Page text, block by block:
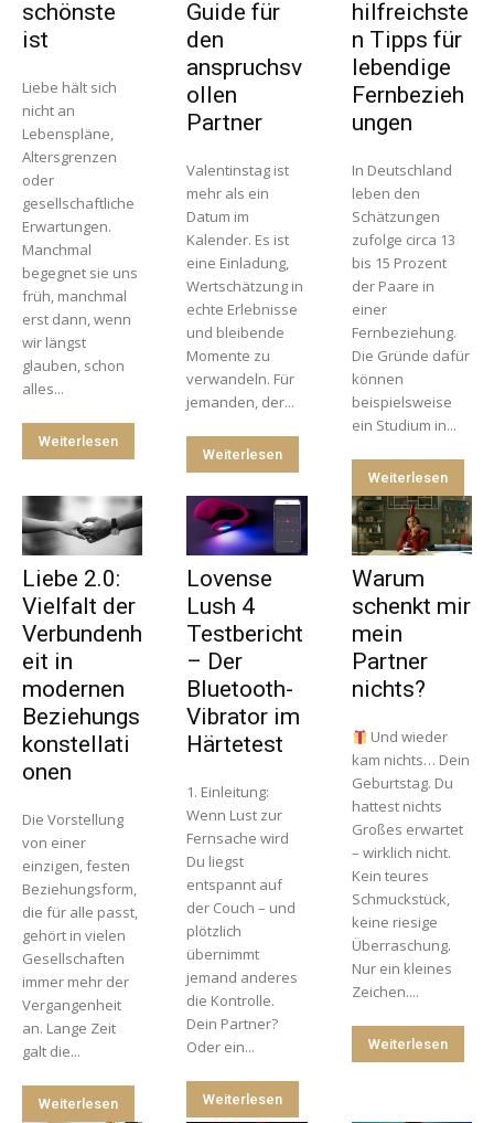
schönste
ist
Liebe hält sich
nicht an
Lebenspläne,
Altersgrenzen
oder
gesellschaftliche
Erwartungen.
Manchmal
begegnet sie uns
früh, manchmal
erst dann, wenn
wir längst
glauben, schon
alles...
Weiterlesen
Guide für
den
anspruchsv
ollen
Partner
Valentinstag ist
mehr als ein
Datum im
Kalender. Es ist
eine Einladung,
Wertschätzung in
echte Erlebnisse
und bleibende
Momente zu
verwandeln. Für
jemanden, der...
Weiterlesen
hilfreichste
n Tipps für
lebendige
Fernbezieh
ungen
In Deutschland
leben den
Schätzungen
zufolge circa 13
bis 15 Prozent
der Paare in
einer
Fernbeziehung.
Die Gründe dafür
können
beispielsweise
ein Studium in...
Weiterlesen
Liebe 2.0:
Vielfalt der
Verbundenh
eit in
modernen
Beziehungs
konstellati
onen
Die Vorstellung
von einer
einzigen, festen
Beziehungsform,
die für alle passt,
gehört in vielen
Gesellschaften
immer mehr der
Vergangenheit
an. Lange Zeit
galt die...
Weiterlesen
Lovense
Lush 4
Testbericht
– Der
Bluetooth-
Vibrator im
Härtetest
1. Einleitung:
Wenn Lust zur
Fernsache wird
Du liegst
entspannt auf
der Couch – und
plötzlich
übernimmt
jemand anderes
die Kontrolle.
Dein Partner?
Oder ein...
Weiterlesen
Warum
schenkt mir
mein
Partner
nichts?
Und wieder
kam nichts… Dein
Geburtstag. Du
hattest nichts
Großes erwartet
– wirklich nicht.
Kein teures
Schmuckstück,
keine riesige
Überraschung.
Nur ein kleines
Zeichen....
Weiterlesen